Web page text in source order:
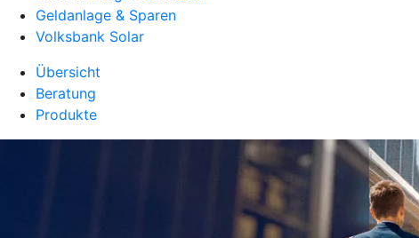
Geldanlage & Sparen
Volksbank Solar
Übersicht
Beratung
Produkte